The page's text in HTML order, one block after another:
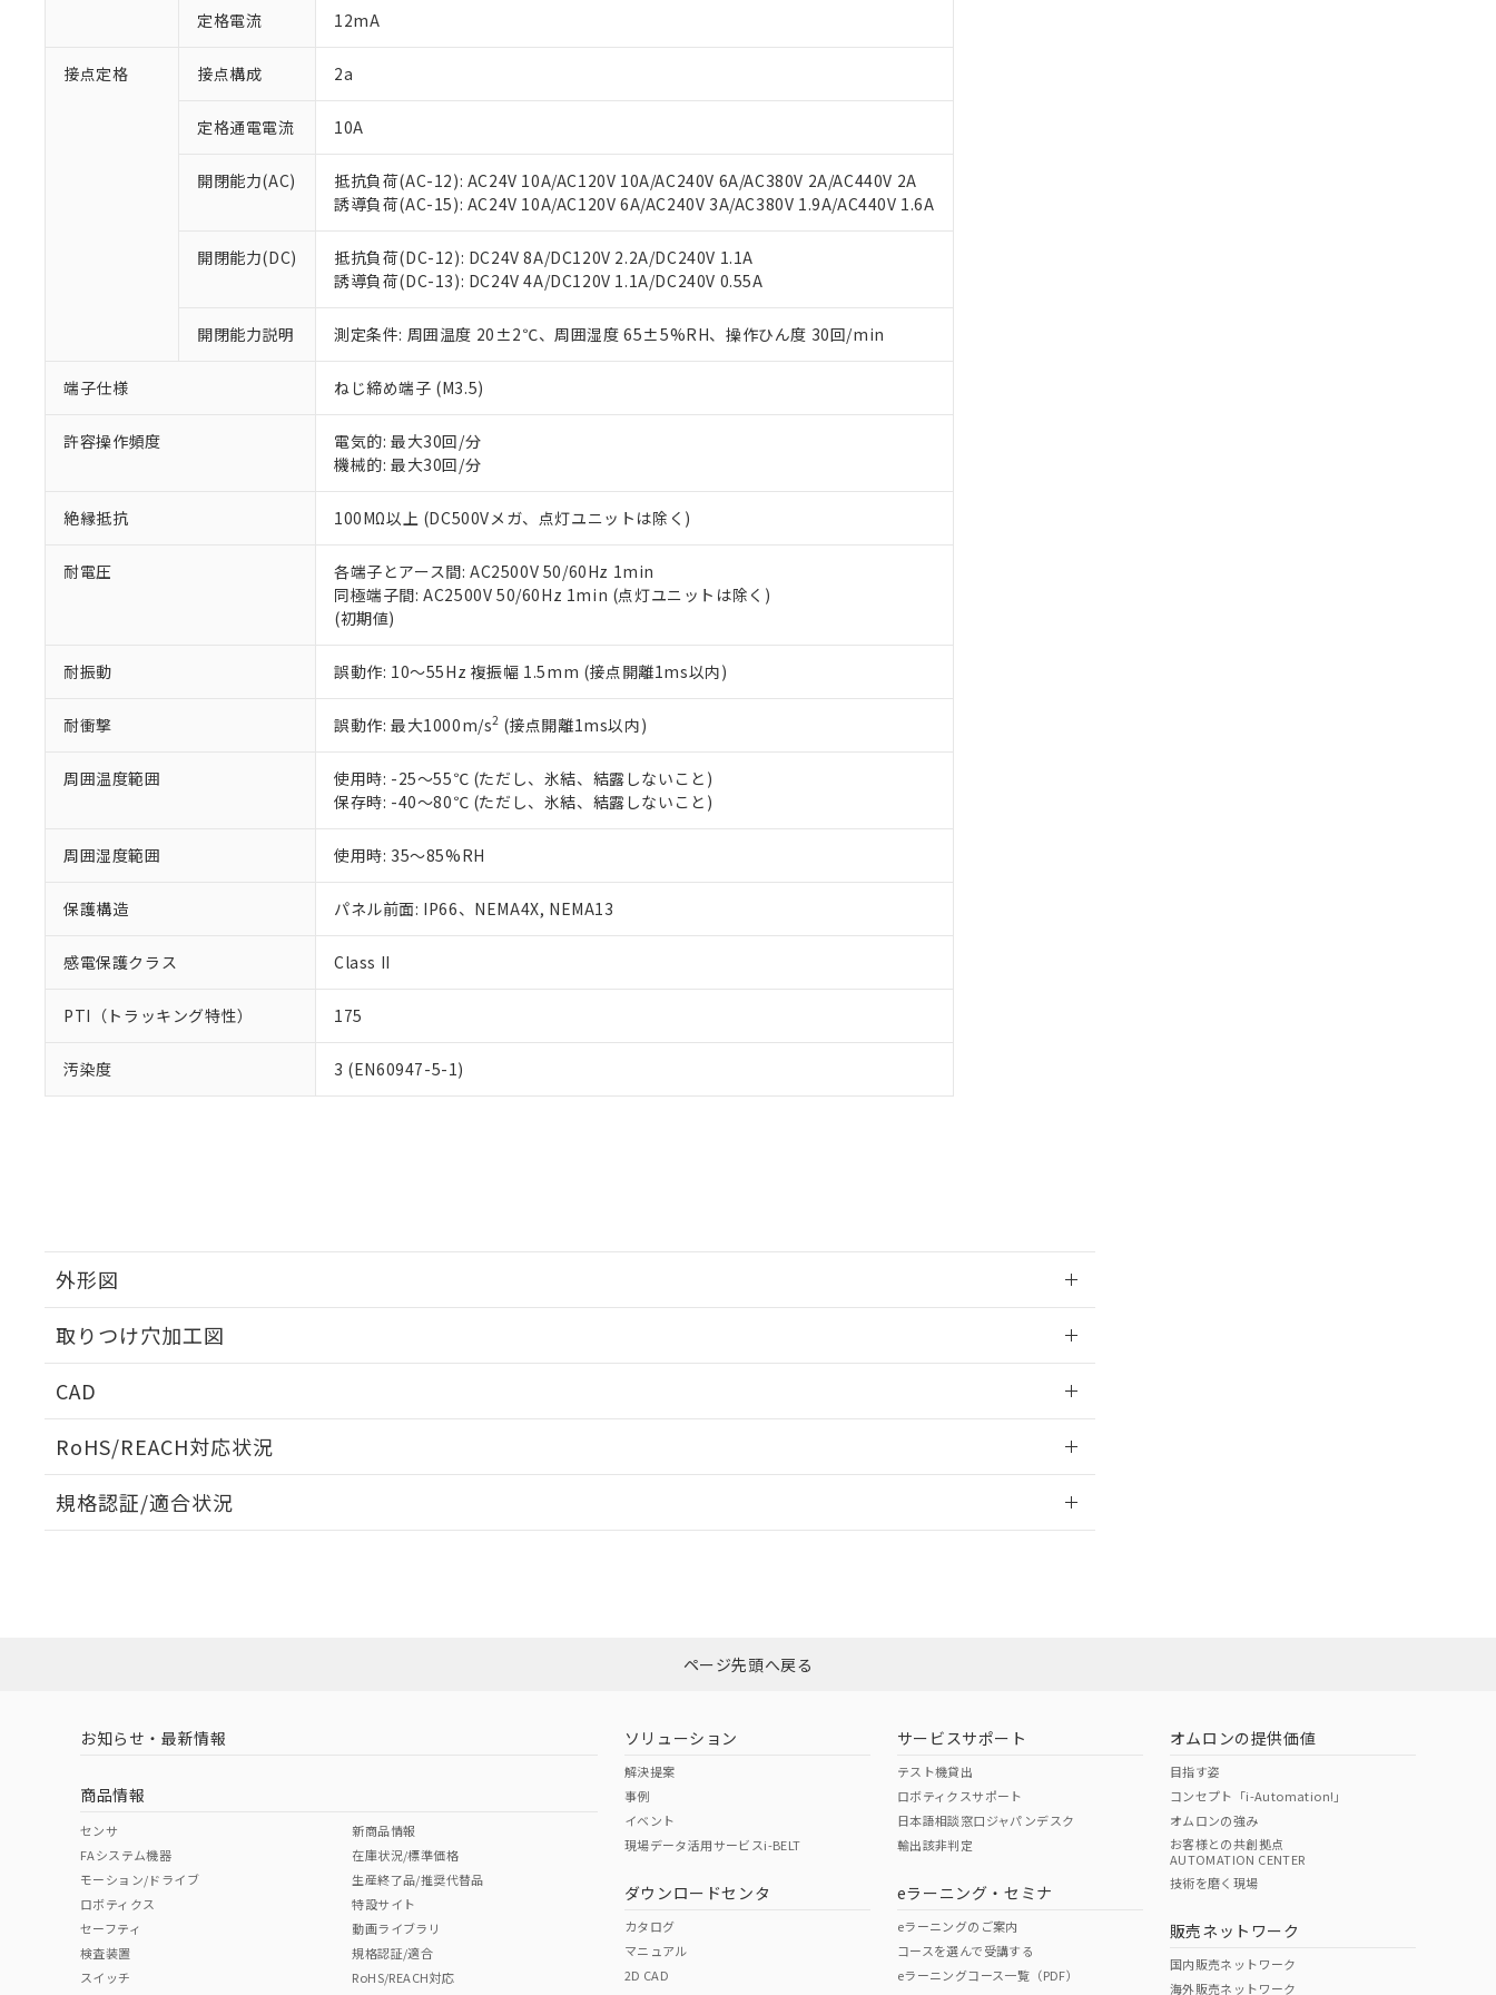
定格電流 12mA
接点定格 接点構成 2a
定格通電電流 10A
開閉能力(AC)
抵抗負荷(AC-12): AC24V 10A/AC120V 10A/AC240V 6A/AC380V 2A/AC440V 2A
誘導負荷(AC-15): AC24V 10A/AC120V 6A/AC240V 3A/AC380V 1.9A/AC440V 1.6A
開閉能力(DC)
抵抗負荷(DC-12): DC24V 8A/DC120V 2.2A/DC240V 1.1A
誘導負荷(DC-13): DC24V 4A/DC120V 1.1A/DC240V 0.55A
開閉能力説明 測定条件: 周囲温度 20±2℃、周囲湿度 65±5%RH、操作ひん度 30回/min
端子仕様 ねじ締め端子 (M3.5)
許容操作頻度
電気的: 最大30回/分
機械的: 最大30回/分
絶縁抵抗 100MΩ以上 (DC500Vメガ、点灯ユニットは除く)
耐電圧
各端子とアース間: AC2500V 50/60Hz 1min
同極端子間: AC2500V 50/60Hz 1min (点灯ユニットは除く)
(初期値)
耐振動 誤動作: 10～55Hz 複振幅 1.5mm (接点開離1ms以内)
耐衝撃 誤動作: 最大1000m/s2 (接点開離1ms以内)
周囲温度範囲
使用時: -25～55℃ (ただし、氷結、結露しないこと)
保存時: -40～80℃ (ただし、氷結、結露しないこと)
周囲湿度範囲 使用時: 35～85%RH
保護構造 パネル前面: IP66、NEMA4X, NEMA13
感電保護クラス Class II
PTI（トラッキング特性） 175
汚染度 3 (EN60947-5-1)
外形図
取りつけ穴加工図
CAD
RoHS/REACH対応状況
EU RoHS 注意事項・凡例
ダウンロードはこちら
中国 RoHS 注意事項・凡例
中国 RoHS表
Pb Hg Cr(VI)
O O
規格認証/適合状況
（イギリス
（ノルウェー
（日本
（アメリカ
この製品の規格認証/適合状況ページへ
その他の認証はこちらのページからご検索ください
い。
正式な納期状況および標準価格はお客様のお取引先、またはお客様担当のオムロン制御機器販売店・
当社販売員にご相談ください。
オムロン制御機器販売店や当社販売拠点は「販売ネットワーク
」をご確認ください。
在庫状況および標準価格結果を当社の事前の承諾なく第三者に漏洩または開示しないようお願いしま
す。
マイパーツ機能（部品リスト作成サービス）をご利用いただくには、I-Webメンバーズにご登録され
お客様が当ウェブサイト上で当社にご登録された部品リストについて、当社および当社の共同利用者
が、当社の製品・サービスに関するお客様との取引・商談に必要な範囲で利用することをご了承くだ
さい。
※当社の共同利用者とは、"個人情報の共同利用に関して"
の「1.共同利用者の範囲」に記載されて
いる法人を指します。
但し、RoHS指令で産業用監視および制御機器に対する適用除外項目は除く。
※2 対応予定月
部品在庫の切り替え状況などにより、予定月が前後することがあります。
※3 非含有証明書ダウンロード
下記の非含有証明書をダウンロードすることができます。
EU RoHS指令（10物質）の非含有証明書
51物質の非含有証明書（当社基準）
※本証明書は発行日時点で非含有を証明するもので、過去に遡って非含有を証明するものではありません。
また、RoHS指令のフタル酸エステル類４物質の対応では、対応完了までの期間は出荷製品に未対応品が
混在することから備考欄に対応日を記載しておりました。
り割愛しております。
「○」：最大均質材料含有率が中国RoHSの基準値以下であることを示します。
「×」：最大均質材料含有率が中国RoHSの基準値を超えていることを示します。
*中国RoHS10物質の基準値 (GB/T26572)：
Pb(鉛) :1000ppm、 Hg(水銀) : 1000ppm、 Cd(カドミウム) : 100ppm、
Cr(Ⅵ)(六価クロム) : 1000ppm、 PBBs(ポリ臭化ビフェニル類) : 1000ppm、 PBDEs(ポリ臭化ジフェニルエーテル類) : 1000ppm、
DBP(フタル酸ジブチル) : 1000ppm、 DIBP(フタル酸ジイソブチル) : 1000ppm、 BBP(フタル酸ブチルベンジル) : 1000ppm、
DEHP(フタル酸ビス(2-エチルヘキシル)) : 1000ppm
※2 環境保護使用期限
「ｅ」：有害物質（10物質）のすべてが基準値以下であることを示します。
「10」：通常の使用状況下において有害物質が外部に漏えいし、環境に深刻な影響を及ぼさない年数を意
味します。
当社は、これら貴社製品のうち、外国為替および外国貿易法に定める商品（以下｢規制貨物等」とい
当社は貴社製品を、核兵器、ミサイル、化学兵器、生物兵器またはその他武器並びにこれらの製造装
置等に一切使用いたしません。
当社は、貴社製品を第三者に販売する場合は、上記1、2および3の内容を当該第三者に通知します。
また当社は、販売先および販売に係わる関係者が違法に輸出するおそれがある場合は、取り引きをい
たしません。
号
○ 一定数以上の在庫あり
△ 一定数には満たないが在庫あり
－
在庫なし(最新の在庫状況については、お客様のお取引先、またはお客様担当のオムロン制御
機器販売店・当社販売員にご確認ください)
空
白
受注生産機種、また在庫状況の情報を公開していない機種
ページ先頭へ戻る
お知らせ・最新情報
商品情報
センサ
FAシステム機器
モーション/ドライブ
ロボティクス
セーフティ
検査装置
スイッチ
新商品情報
在庫状況/標準価格
生産終了品/推奨代替品
特設サイト
動画ライブラリ
規格認証/適合
RoHS/REACH対応
ソリューション
解決提案
事例
イベント
現場データ活用サービスi-BELT
ダウンロードセンタ
カタログ
マニュアル
2D CAD
サービスサポート
テスト機貸出
ロボティクスサポート
日本語相談窓口ジャパンデスク
輸出該非判定
eラーニング・セミナ
eラーニングのご案内
コースを選んで受講する
eラーニングコース一覧（PDF）
オムロンの提供価値
目指す姿
コンセプト「i-Automation!」
オムロンの強み
お客様との共創拠点
AUTOMATION CENTER
技術を磨く現場
販売ネットワーク
国内販売ネットワーク
海外販売ネットワーク